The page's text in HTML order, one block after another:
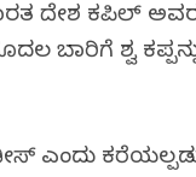
ದೇಶ ಕಪಿಲ್
ಬಾರಿಗೆ ವಿಶ್ವ
ಎಂದು